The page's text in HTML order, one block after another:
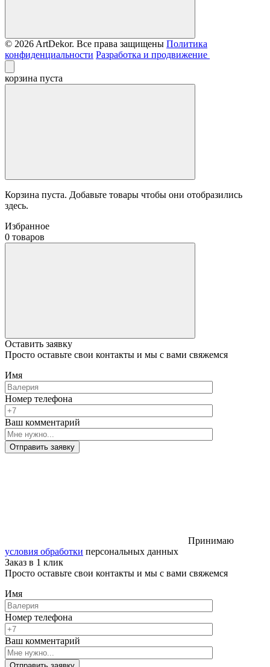
© 2026 ArtDekor. Все права защищены Политика
конфиденциальности Разработка и продвижение
корзина пуста
Корзина пуста. Добавьте товары чтобы они отобразились
здесь.
Избранное
0 товаров
Оставить заявку
Просто оставьте свои контакты и мы с вами свяжемся
Имя
Номер телефона
Ваш комментарий
Отправить заявку
Принимаю
условия обработки персональных данных
Заказ в 1 клик
Просто оставьте свои контакты и мы с вами свяжемся
Имя
Номер телефона
Ваш комментарий